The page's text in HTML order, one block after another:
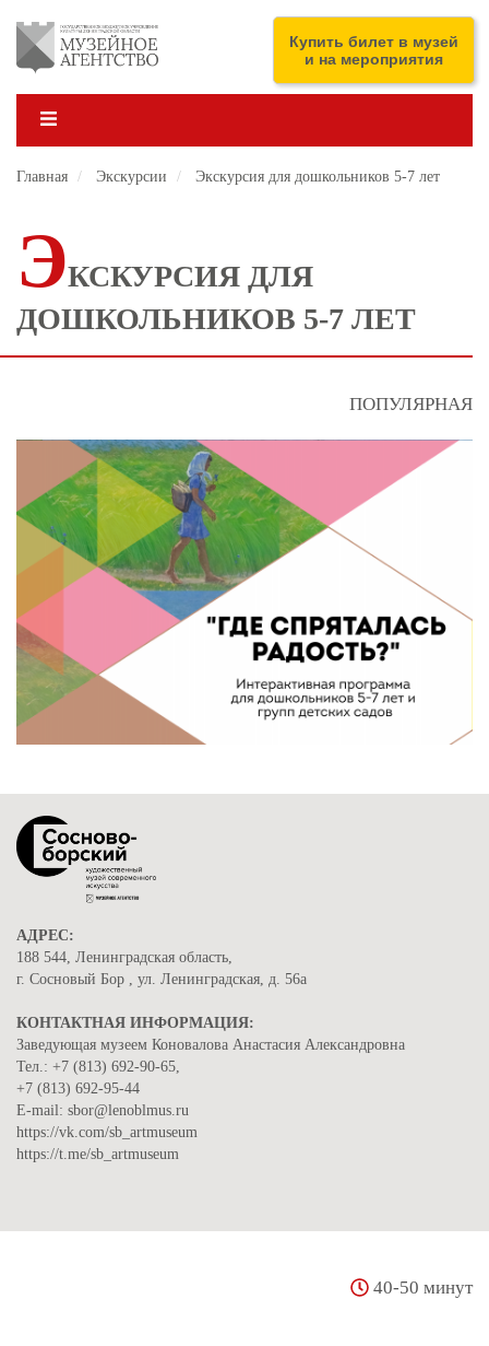
основному
содержанию
ENG
Купить билет в музей
и на мероприятия
Главная Экскурсии Экскурсия для дошкольников 5-7 лет
ЭКСКУРСИЯ ДЛЯ
ДОШКОЛЬНИКОВ 5-7 ЛЕТ
ПОПУЛЯРНАЯ
АДРЕС:
188 544, Ленинградская область,
г. Сосновый Бор , ул. Ленинградская, д. 56а
КОНТАКТНАЯ ИНФОРМАЦИЯ:
Заведующая музеем Коновалова Анастасия Александровна
Тел.: +7 (813) 692-90-65,
+7 (813) 692-95-44
Е-mail: sbor@lenoblmus.ru
https://vk.com/sb_artmuseum
https://t.me/sb_artmuseum
40-50 минут